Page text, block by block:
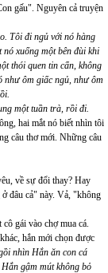
gấu". Nguyên cả truyện
Tôi đi ngủ với nó hàng
xuống một bên đùi khi
thói quen tin cẩn, không
như ôm giấc ngủ, như ôm
một tuần trà, rồi đi.
hai mắt nó biết nhìn tôi
câu thơ mới. Những câu
về sự đổi thay? Hay
đâu cả" này. Vả, "không
gái vào chợ mua cá.
hắn mới chọn được
nhìn Hắn ăn con cá
gậm mút không bỏ